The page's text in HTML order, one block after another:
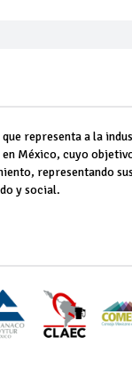
representa a la
México, cuyo
representando
y social.